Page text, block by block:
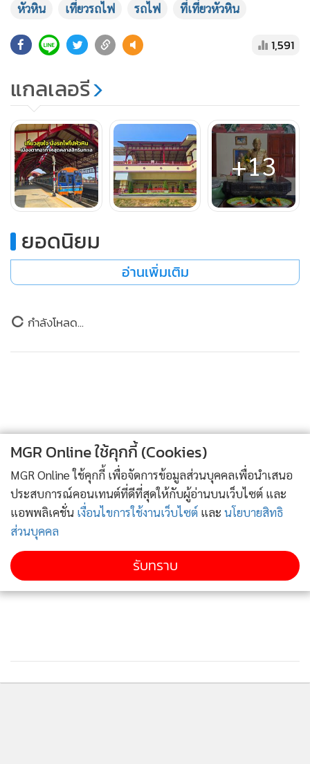
เมื่อเดินทางถึงหัวหิน สิ่งแรกที่ต้องแวะถ่ายรูปก็คือ สถานีรถไฟ
หัวหิน หนึ่งในสถานีรถไฟที่สวยและเก่าแก่ที่สุดของประเทศไทย
พระมงกุฎเกล้า” ที่มีสถาปัตยกรรมงดงาม
หัวหิน เที่ยวรถไฟ รถไฟ ที่เที่ยวหัวหิน
1,591
แกลเลอรี
+13
ยอดนิยม
อ่านเพิ่มเติม
ข่าวในหมวดล่าสุด
3 ฟินทั้งทริป ระยอง-จันทบุรี อิ่มอร่อยทุเรียนสดจากสวน
ข่าวอื่นในหมวด
MGR Online ใช้คุกกี้ (Cookies)
MGR Online ใช้คุกกี้ เพื่อจัดการข้อมูลส่วนบุคคลเพื่อนำเสนอ
ประสบการณ์คอนเทนต์ที่ดีที่สุดให้กับผู้อ่านบนเว็บไซต์ และ
แอพพลิเคชั่น เงื่อนไขการใช้งานเว็บไซต์ และ นโยบายสิทธิ
ส่วนบุคคล
รับทราบ